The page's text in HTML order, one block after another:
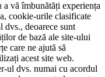
vă îmbunătăți experiența
cookie-urile clasificate
dvs., deoarece sunt
de bază ale site-ului
care ne ajută să
acest site web.
ul dvs. numai cu acordul